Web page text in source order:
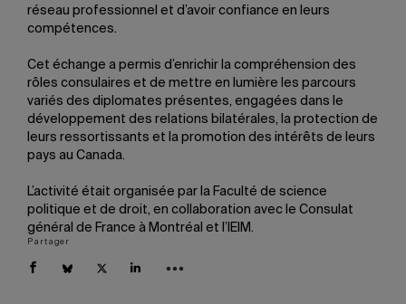
réseau professionnel et d’avoir confiance en leurs
compétences.
Cet échange a permis d’enrichir la compréhension des
rôles consulaires et de mettre en lumière les parcours
variés des diplomates présentes, engagées dans le
développement des relations bilatérales, la protection de
leurs ressortissants et la promotion des intérêts de leurs
pays au Canada.
L’activité était organisée par la Faculté de science
politique et de droit, en collaboration avec le Consulat
général de France à Montréal et l’IEIM.
Partager